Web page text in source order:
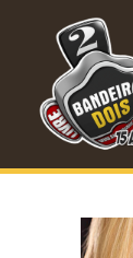
conteúdo